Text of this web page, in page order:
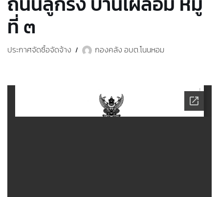
ที่ ๓
ประกาศจัดซื้อจัดจ้าง กองคลัง อบต.โนนหอม